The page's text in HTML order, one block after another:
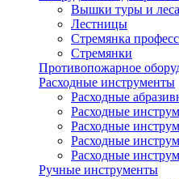
Вышки туры и леса
Лестницы
Стремянка
Стремянки
Противопожарное
Расходные инструменты
Расходные
Расходные
Расходные
Расходные
Расходные
Ручные инструменты